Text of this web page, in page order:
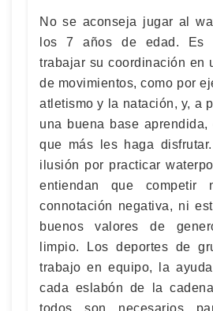
No se aconseja jugar al
los 7 años de edad. Es
trabajar su coordinación en
de movimientos, como por
atletismo y la natación, y, a
una buena base
que más les haga
ilusión por practicar
entiendan que competir
connotación negativa, ni
buenos valores de
limpio. Los deportes de
trabajo en equipo, la
cada eslabón de la
todos son necesarios